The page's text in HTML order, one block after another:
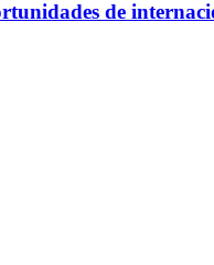
de